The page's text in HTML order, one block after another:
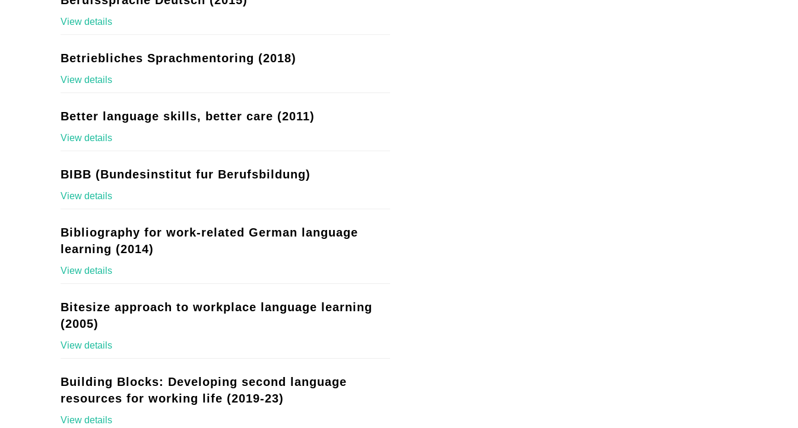
View details
Betriebliches Sprachmentoring (2018)
View details
Better language skills, better care (2011)
View details
BIBB (Bundesinstitut fur Berufsbildung)
View details
Bibliography for work-related German language
learning (2014)
View details
Bitesize approach to workplace language learning
(2005)
View details
Building Blocks: Developing second language
resources for working life (2019-23)
View details